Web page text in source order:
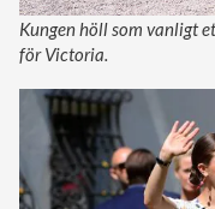
Kungen höll som vanligt
för Victoria.